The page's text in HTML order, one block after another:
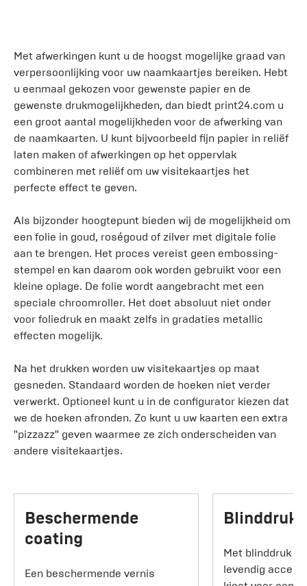
Met afwerkingen kunt u de hoogst mogelijke graad van
verpersoonlijking voor uw naamkaartjes bereiken. Hebt
u eenmaal gekozen voor gewenste papier en de
gewenste drukmogelijkheden, dan biedt print24.com u
een groot aantal mogelijkheden voor de afwerking van
de naamkaarten. U kunt bijvoorbeeld fijn papier in reliëf
laten maken of afwerkingen op het oppervlak
combineren met reliëf om uw visitekaartjes het
perfecte effect te geven.
Als bijzonder hoogtepunt bieden wij de mogelijkheid om
een folie in goud, roségoud of zilver met digitale folie
aan te brengen. Het proces vereist geen embossing-
stempel en kan daarom ook worden gebruikt voor een
kleine oplage. De folie wordt aangebracht met een
speciale chroomroller. Het doet absoluut niet onder
voor foliedruk en maakt zelfs in gradaties metallic
effecten mogelijk.
Na het drukken worden uw visitekaartjes op maat
gesneden. Standaard worden de hoeken niet verder
verwerkt. Optioneel kunt u in de configurator kiezen dat
we de hoeken afronden. Zo kunt u uw kaarten een extra
"pizzazz" geven waarmee ze zich onderscheiden van
andere visitekaartjes.
Beschermende
coating
Een beschermende vernis
Blinddruk
Met blinddruk
levendig